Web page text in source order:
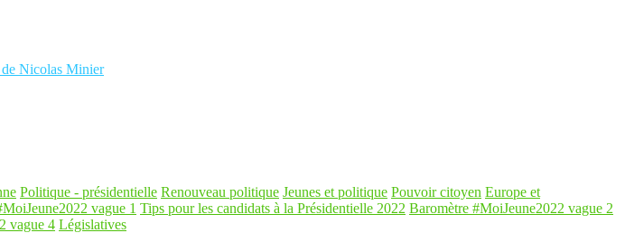
Nicolas Minier
Politique - présidentielle Renouveau politique Jeunes et politique Pouvoir citoyen Europe et
vague 1 Tips pour les candidats à la Présidentielle 2022 Baromètre #MoiJeune2022 vague 2
vague 4 Législatives